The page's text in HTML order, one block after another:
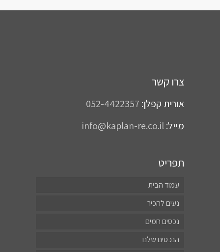
צרו קשר
אורית קפלן: 052-4422357
מייל:info@kaplan-re.co.il
תפריט
עמוד הבית
נעים להכיר
נכסים חמים
הנכסים שלנו